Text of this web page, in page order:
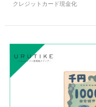
クレジットカード現金化